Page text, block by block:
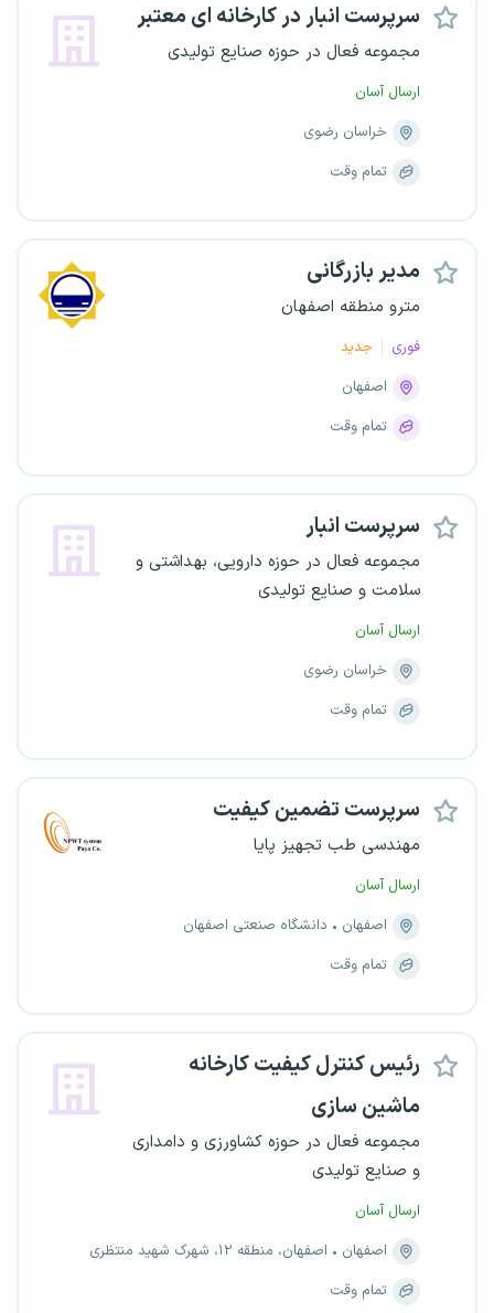
سرپرست انبار در کارخانه ای معتبر
مجموعه فعال در حوزه صنایع تولیدی
ارسال آسان
خراسان رضوی
تمام وقت
مدیر بازرگانی
مترو منطقه اصفهان
فوری
جدید
اصفهان
تمام وقت
سرپرست انبار
مجموعه فعال در حوزه دارویی، بهداشتی و
سلامت و صنایع تولیدی
ارسال آسان
خراسان رضوی
تمام وقت
سرپرست تضمین کیفیت
مهندسی طب تجهیز پایا
ارسال آسان
اصفهان
دانشگاه صنعتی اصفهان
تمام وقت
رئیس کنترل کیفیت کارخانه
ماشین سازی
مجموعه فعال در حوزه کشاورزی و دامداری
و صنایع تولیدی
ارسال آسان
اصفهان
اصفهان، منطقه ۱۲، شهرک شهید منتظری
تمام وقت